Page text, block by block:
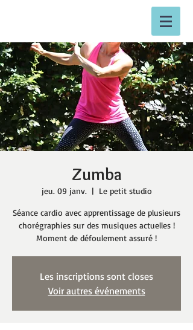
Zumba
jeu. 09 janv.
  |
Le petit studio
Séance cardio avec apprentissage de plusieurs
chorégraphies sur des musiques actuelles !
Moment de défoulement assuré !
Les inscriptions sont closes
Voir autres événements